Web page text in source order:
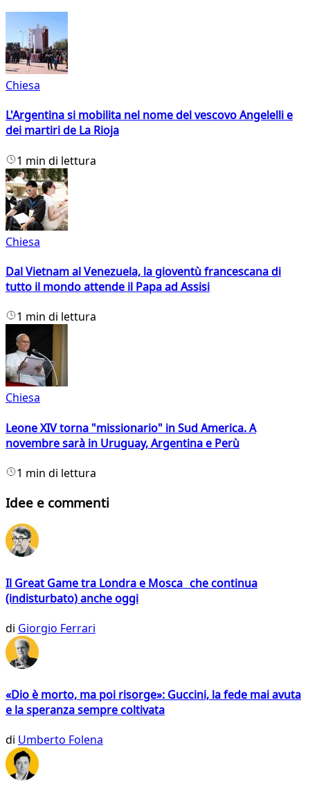
Chiesa
L'Argentina si mobilita nel nome del vescovo Angelelli e
dei martiri de La Rioja
1 min di lettura
Chiesa
Dal Vietnam al Venezuela, la gioventù francescana di
tutto il mondo attende il Papa ad Assisi
1 min di lettura
Chiesa
Leone XIV torna "missionario" in Sud America. A
novembre sarà in Uruguay, Argentina e Perù
1 min di lettura
Idee e commenti
Il Great Game tra Londra e Mosca che continua
(indisturbato) anche oggi
di Giorgio Ferrari
«Dio è morto, ma poi risorge»: Guccini, la fede mai avuta
e la speranza sempre coltivata
di Umberto Folena